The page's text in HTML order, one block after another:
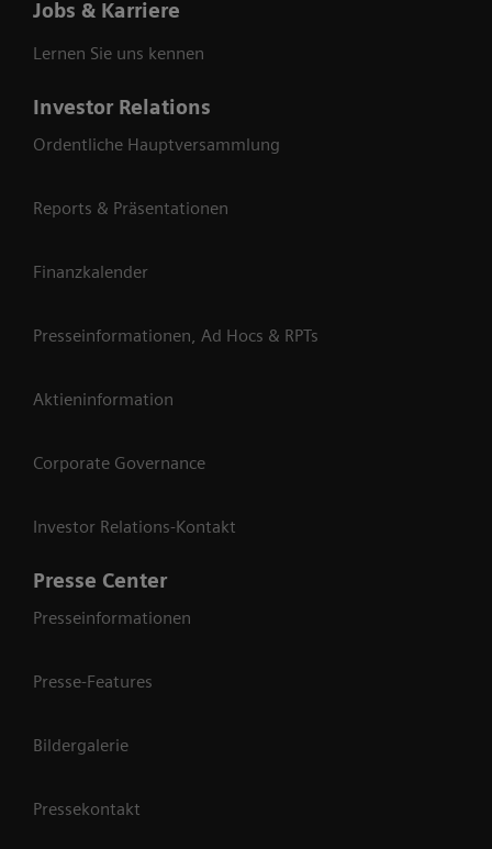
Jobs & Karriere
Lernen Sie uns kennen
Investor Relations
Ordentliche Hauptversammlung
Reports & Präsentationen
Finanzkalender
Presseinformationen, Ad Hocs & RPTs
Aktieninformation
Corporate Governance
Investor Relations-Kontakt
Presse Center
Presseinformationen
Presse-Features
Bildergalerie
Pressekontakt